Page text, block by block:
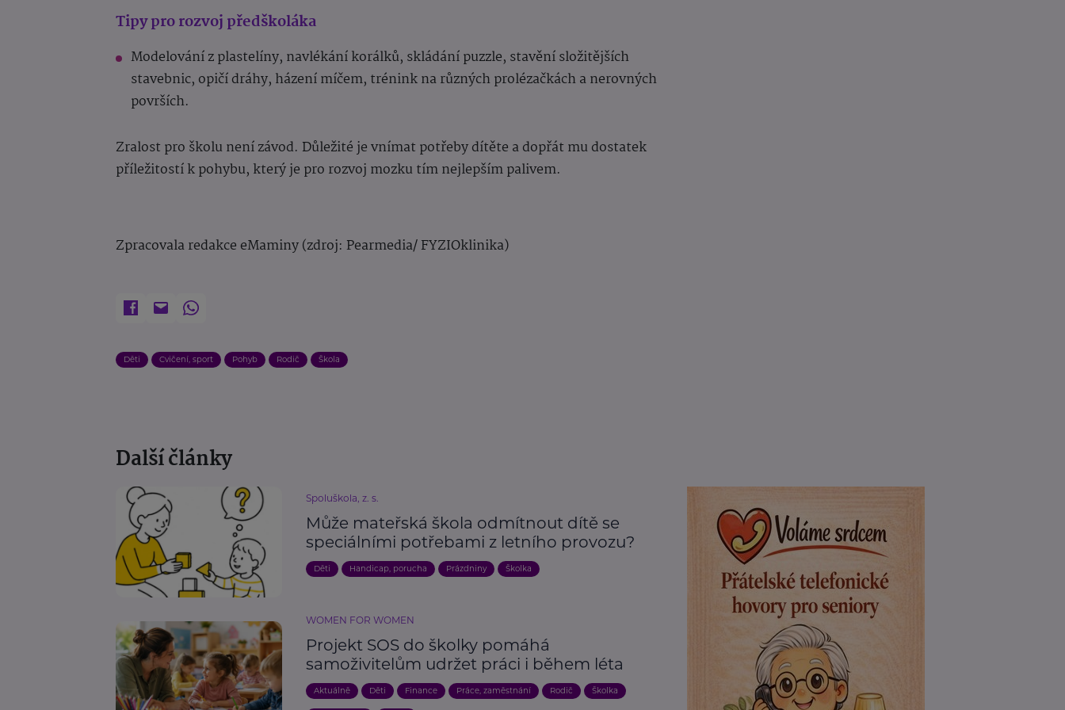
Tipy pro rozvoj předškoláka
Modelování z plastelíny, navlékání korálků, skládání puzzle, stavění složitějších
stavebnic, opičí dráhy, házení míčem, trénink na různých prolézačkách a nerovných
površích.
Zralost pro školu není závod. Důležité je vnímat potřeby dítěte a dopřát mu dostatek
příležitostí k pohybu, který je pro rozvoj mozku tím nejlepším palivem.
Zpracovala redakce eMaminy (zdroj: Pearmedia/ FYZIOklinika)
Děti Cvičení, sport Pohyb Rodič Škola
Další články
Spoluškola, z. s.
Může mateřská škola odmítnout dítě se
speciálními potřebami z letního provozu?
Děti Handicap, porucha Prázdniny Školka
WOMEN FOR WOMEN
Projekt SOS do školky pomáhá
samoživitelům udržet práci i během léta
Aktuálně Děti Finance Práce, zaměstnání Rodič Školka